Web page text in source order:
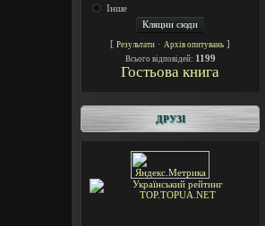
Інше
[ Результати · Архів опитувань ]
Всього відповідей: 1199
Гостьова книга
ДРУЗІ